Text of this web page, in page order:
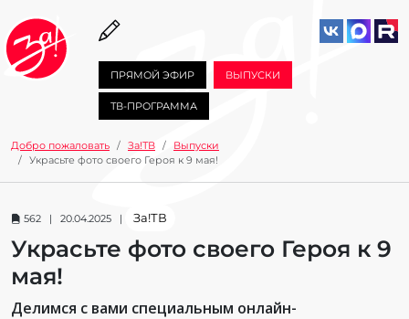
ПРЯМОЙ ЭФИР ВЫПУСКИ
ТВ-ПРОГРАММА
Добро пожаловать За!ТВ
Выпуски
Украсьте фото своего Героя к 9 мая!
562 | 20.04.2025 | За!ТВ
Украсьте фото своего Героя к 9
мая!
Делимся с вами специальным онлайн-